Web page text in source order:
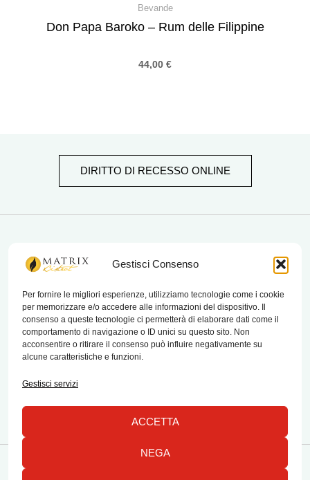
Gestisci Consenso
Per fornire le migliori esperienze, utilizziamo tecnologie come i cookie
per memorizzare e/o accedere alle informazioni del dispositivo. Il
consenso a queste tecnologie ci permetterà di elaborare dati come il
comportamento di navigazione o ID unici su questo sito. Non
acconsentire o ritirare il consenso può influire negativamente su
alcune caratteristiche e funzioni.
Gestisci servizi
ACCETTA
NEGA
Bevande
Don Papa Baroko – Rum delle Filippine
44,00 €
DIRITTO DI RECESSO ONLINE
matrix bistrot
Chi Siamo
Contatti
Termini e condizioni di vendita e reso